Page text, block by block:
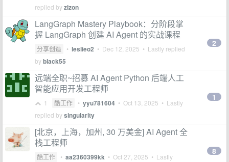
replied byzizon
LangGraph Mastery Playbook：分阶段掌
握 LangGraph 创建 AI Agent 的实战课程
分享创造 • leslieo2 • Dec 12, 2025 • Lastly replied
byblack55
2
远端全职~招募 AI Agent Python 后端人工
智能应用开发工程师
1 酷工作 • yyu781604 • Oct 13, 2025 • Lastly
replied bysingularity
1
[北京，上海，加州, 30 万美金] AI Agent 全
栈工程师
酷工作 • aa2360399kk • Oct 27, 2025 • Lastly
8